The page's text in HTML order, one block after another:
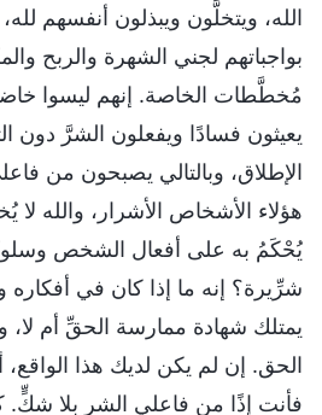
الله، ويتخلَّون ويبذلون أنفسهم
بواجباتهم لجني الشهرة والربح
مُخطَّطات الخاصة. إنهم ليسوا
يعيثون فسادًا ويفعلون الشرَّ دون
الإطلاق، وبالتالي يصبحون من
هؤلاء الأشخاص الأشرار، والله لا
يُحْكَمُ به على أفعال الشخص
شرِّيرة؟ إنه ما إذا كان في أفكاره
يمتلك شهادة ممارسة الحقِّ أم
الحق. إن لم يكن لديك هذا
فأنت إذًا من فاعلي الشر بلا شكٍّ.